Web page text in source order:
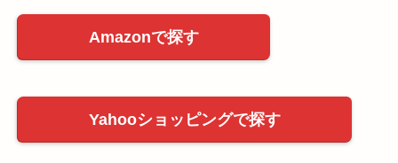
Amazonで探す
Yahooショッピングで探す